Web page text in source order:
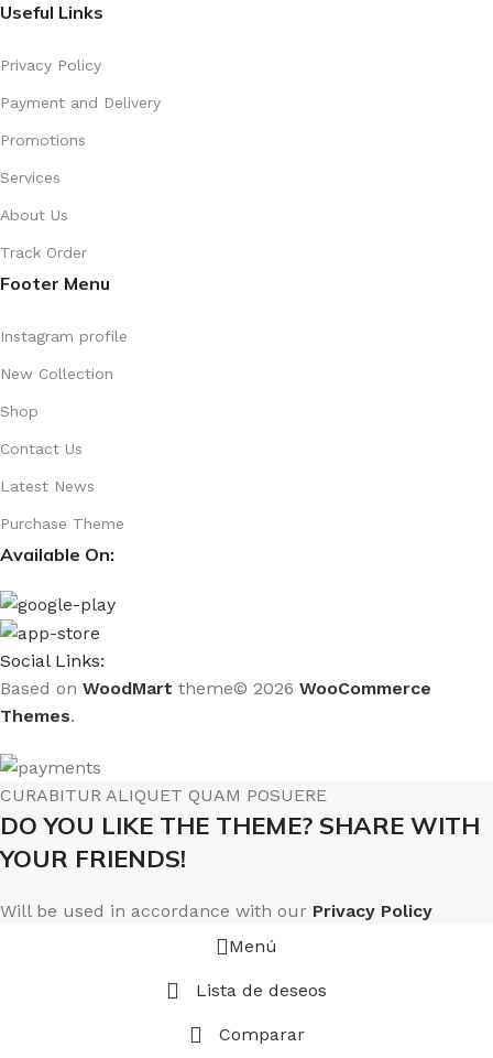
Useful Links
Privacy Policy
Payment and Delivery
Promotions
Services
About Us
Track Order
Footer Menu
Instagram profile
New Collection
Shop
Contact Us
Latest News
Purchase Theme
Available On:
Social Links:
Based on WoodMart theme© 2026 WooCommerce
Themes.
CURABITUR ALIQUET QUAM POSUERE
DO YOU LIKE THE THEME? SHARE WITH
YOUR FRIENDS!
Will be used in accordance with our Privacy Policy
Menú
Lista de deseos
Comparar